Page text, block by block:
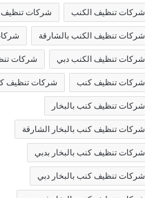
شركات تنظيف الكنب شركات تنظيف
شركات تنظيف الكنب بالشارقة
شركات تنظيف الكنب دبي شركات
شركات تنظيف كنب شركات تنظيف
شركات تنظيف كنب بالبخار
شركات تنظيف كنب بالبخار الشارقة
شركات تنظيف كنب بالبخار بدبي
شركات تنظيف كنب بالبخار دبي